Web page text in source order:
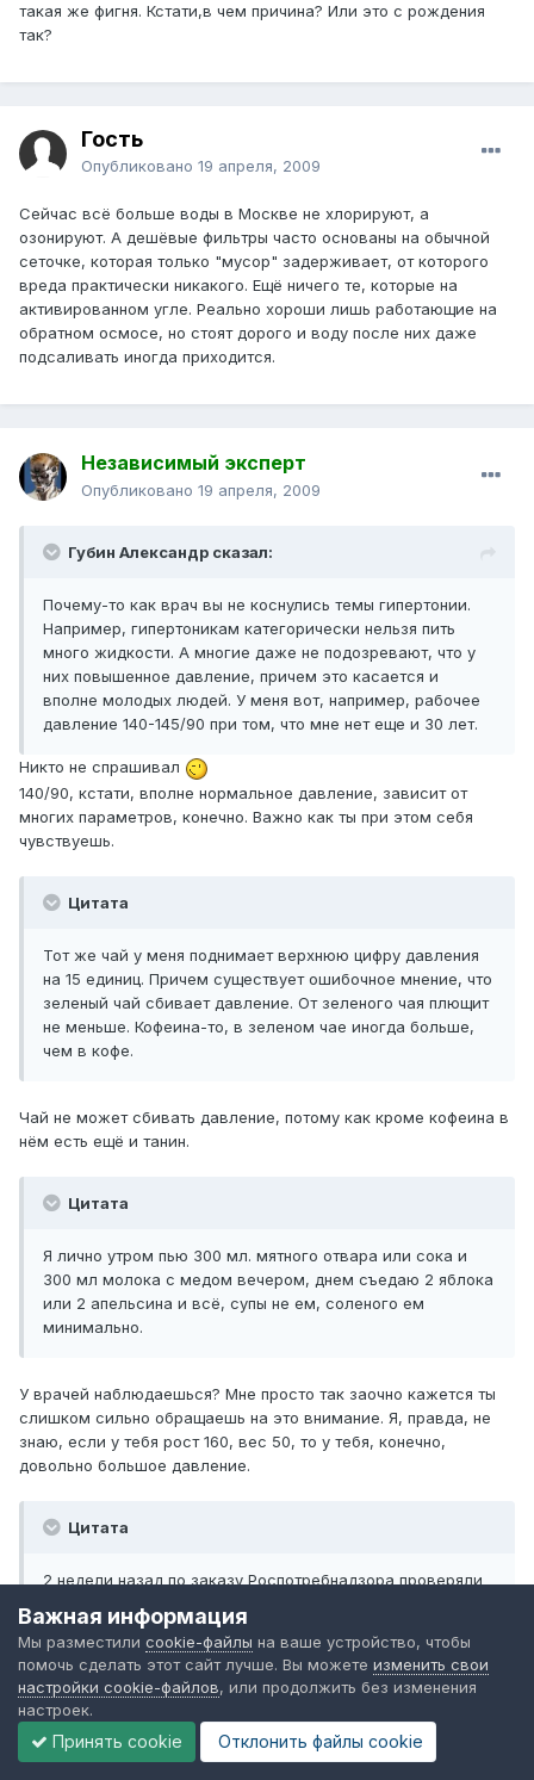
такая же фигня. Кстати,в чем причина? Или это с рождения
так?
Гость
Опубликовано 19 апреля, 2009
Сейчас всё больше воды в Москве не хлорируют, а
озонируют. А дешёвые фильтры часто основаны на обычной
сеточке, которая только "мусор" задерживает, от которого
вреда практически никакого. Ещё ничего те, которые на
активированном угле. Реально хороши лишь работающие на
обратном осмосе, но стоят дорого и воду после них даже
подсаливать иногда приходится.
Независимый эксперт
Опубликовано 19 апреля, 2009
Губин Александр сказал:
Почему-то как врач вы не коснулись темы гипертонии.
Например, гипертоникам категорически нельзя пить
много жидкости. А многие даже не подозревают, что у
них повышенное давление, причем это касается и
вполне молодых людей. У меня вот, например, рабочее
давление 140-145/90 при том, что мне нет еще и 30 лет.
Никто не спрашивал
140/90, кстати, вполне нормальное давление, зависит от
многих параметров, конечно. Важно как ты при этом себя
чувствуешь.
Цитата
Тот же чай у меня поднимает верхнюю цифру давления
на 15 единиц. Причем существует ошибочное мнение, что
зеленый чай сбивает давление. От зеленого чая плющит
не меньше. Кофеина-то, в зеленом чае иногда больше,
чем в кофе.
Чай не может сбивать давление, потому как кроме кофеина в
нём есть ещё и танин.
Цитата
Я лично утром пью 300 мл. мятного отвара или сока и
300 мл молока с медом вечером, днем съедаю 2 яблока
или 2 апельсина и всё, супы не ем, соленого ем
минимально.
У врачей наблюдаешься? Мне просто так заочно кажется ты
слишком сильно обращаешь на это внимание. Я, правда, не
знаю, если у тебя рост 160, вес 50, то у тебя, конечно,
довольно большое давление.
Цитата
2 недели назад по заказу Роспотребнадзора проверяли
отобранную из кулера) методом ионной хроматографии и
хромато-масс-спектрометрии. Нашли все что угодно, но
следов деструкции пластмасс не нашли ни в одном из
образцов.
Не знаю, у нас в приёмной у ректора/завкафедрой стоит
кулер, так вода в нём такая дряная... Когда секретарша
Важная информация
Мы разместили cookie-файлы на ваше устройство, чтобы
помочь сделать этот сайт лучше. Вы можете изменить свои
настройки cookie-файлов, или продолжить без изменения
настроек.
Принять cookie Отклонить файлы сookie